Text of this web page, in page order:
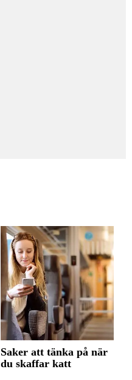
Saker att tänka på när
du skaffar katt